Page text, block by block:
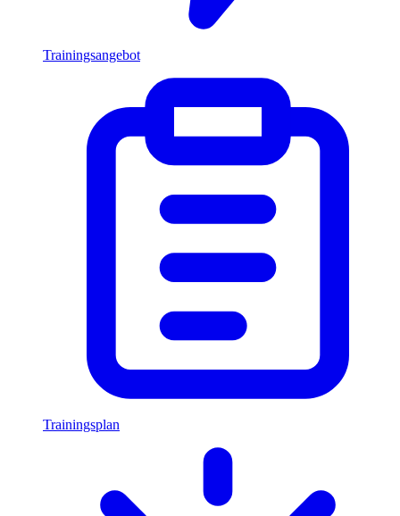
Trainingsangebot
Trainingsplan